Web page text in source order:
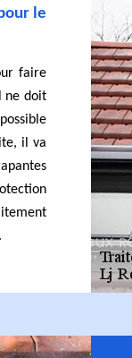
le
faire
ne doit
il va